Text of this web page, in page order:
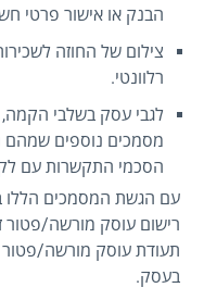
הבנק או אישור פרטי
צילום של החוזה
רלוונטי.
לגבי עסק בשלבי
מסמכים נוספים שמהם
הסכמי התקשרות עם
עם הגשת המסמכים הללו
רישום עוסק מורשה/פטור
תעודת עוסק מורשה/
בעסק.